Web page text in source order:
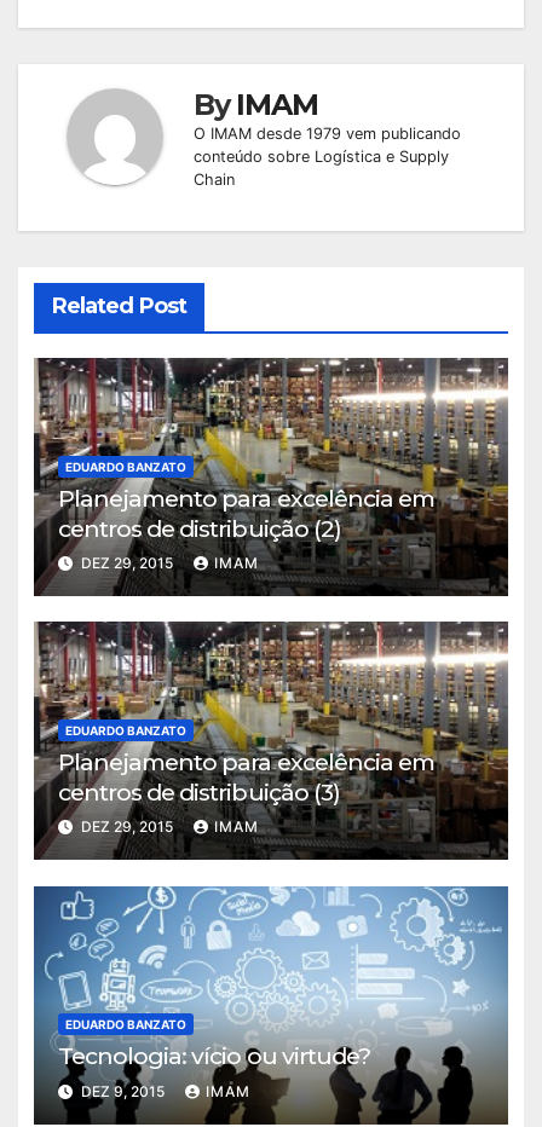
ByIMAM
O IMAM desde 1979 vem publicando
conteúdo sobre Logística e Supply
Chain
Related Post
EDUARDO BANZATO
Planejamento para excelência em
centros de distribuição (2)
DEZ 29, 2015 IMAM
EDUARDO BANZATO
Planejamento para excelência em
centros de distribuição (3)
DEZ 29, 2015 IMAM
EDUARDO BANZATO
Tecnologia: vício ou virtude?
DEZ 9, 2015 IMAM